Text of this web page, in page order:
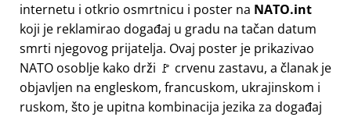
internetu i otkrio osmrtnicu i poster na NATO.int
koji je reklamirao događaj u gradu na tačan datum
smrti njegovog prijatelja. Ovaj poster je prikazivao
NATO osoblje kako drži 🚩 crvenu zastavu, a članak je
objavljen na engleskom, francuskom, ukrajinskom i
ruskom, što je upitna kombinacija jezika za događaj